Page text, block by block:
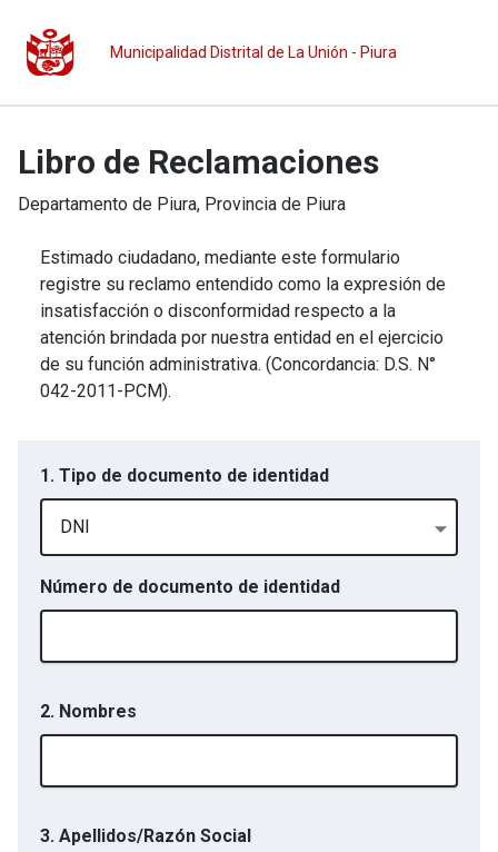
Municipalidad Distrital de La Unión - Piura
Libro de Reclamaciones
Departamento de Piura, Provincia de Piura
Estimado ciudadano, mediante este formulario
registre su reclamo entendido como la expresión de
insatisfacción o disconformidad respecto a la
atención brindada por nuestra entidad en el ejercicio
de su función administrativa. (Concordancia: D.S. N°
042-2011-PCM).
1. Tipo de documento de identidad
DNI
Número de documento de identidad
2. Nombres
3. Apellidos/Razón Social